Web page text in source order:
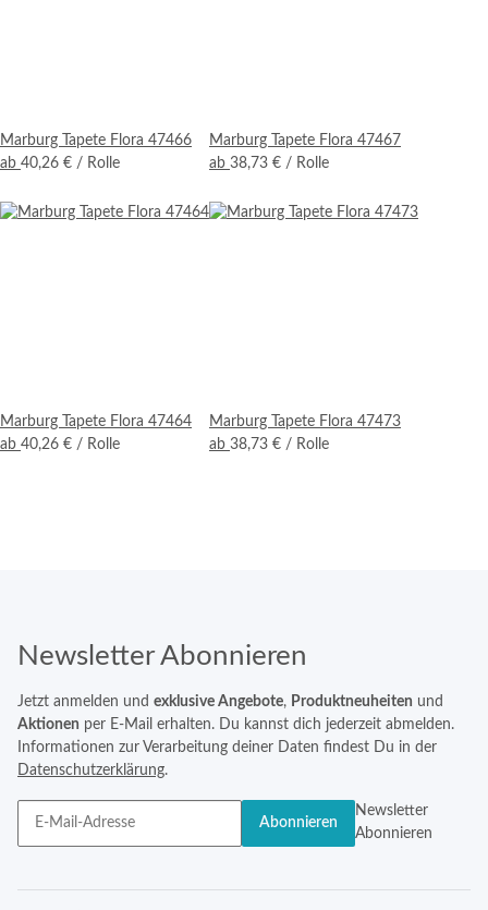
Marburg Tapete Flora 47466
ab 40,26 € / Rolle
Marburg Tapete Flora 47467
ab 38,73 € / Rolle
Marburg Tapete Flora 47464
ab 40,26 € / Rolle
Marburg Tapete Flora 47473
ab 38,73 € / Rolle
Newsletter Abonnieren
Jetzt anmelden und exklusive Angebote, Produktneuheiten und
Aktionen per E-Mail erhalten. Du kannst dich jederzeit abmelden.
Informationen zur Verarbeitung deiner Daten findest Du in der
Datenschutzerklärung.
Abonnieren
Newsletter
Abonnieren